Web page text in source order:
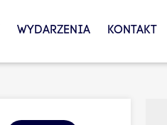
WYDARZENIA KONTAKT